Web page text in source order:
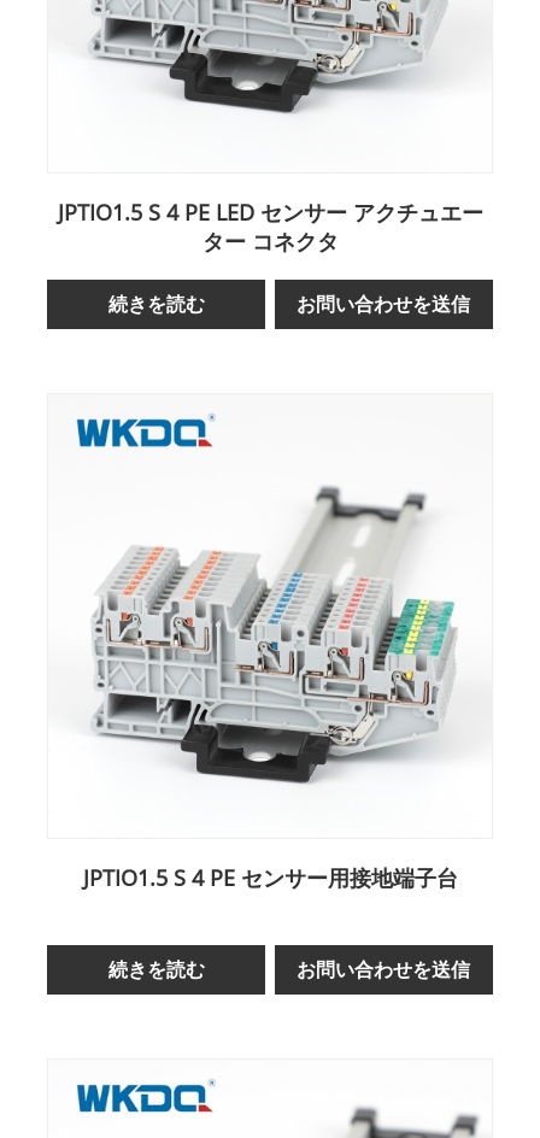
JPTIO1.5 S 4 PE LED センサー アクチュエー
ター コネクタ
続きを読む お問い合わせを送信
JPTIO1.5 S 4 PE センサー用接地端子台
続きを読む お問い合わせを送信